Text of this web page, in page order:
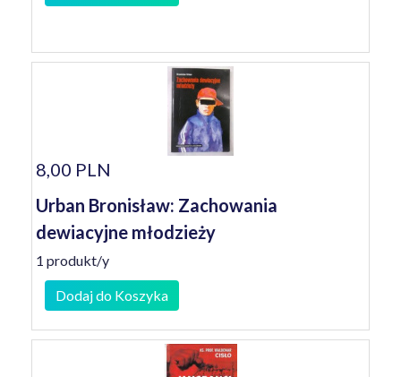
8,00 PLN
Urban Bronisław: Zachowania
dewiacyjne młodzieży
1 produkt/y
Dodaj do Koszyka